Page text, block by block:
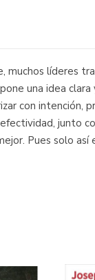
líderes
una idea
con intención,
junto
Pues solo